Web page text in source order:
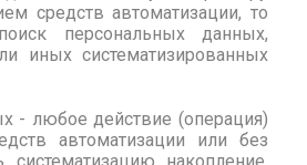
средств автоматизации, то
персональных данных,
иных систематизированных
- любое действие (операция)
автоматизации или без